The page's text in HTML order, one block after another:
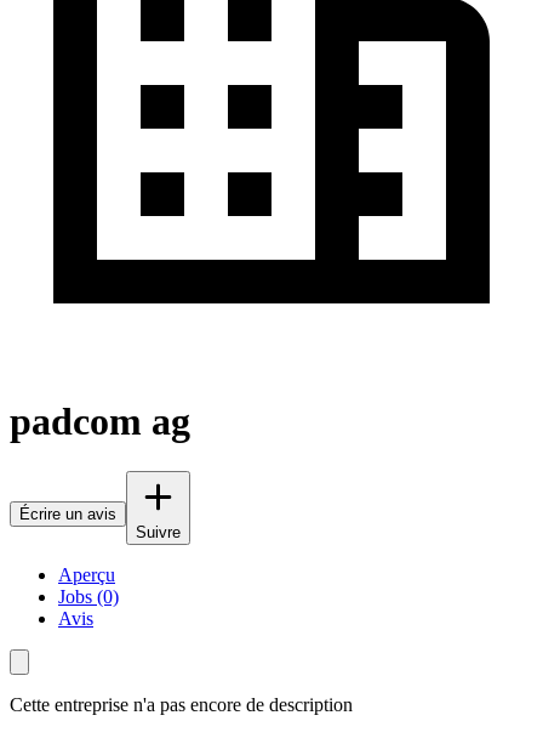
padcom ag
Écrire un avis
Suivre
Aperçu
Jobs (0)
Avis
Cette entreprise n'a pas encore de description